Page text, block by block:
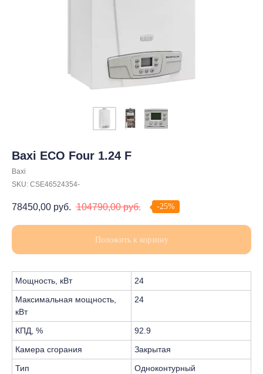
Baxi ECO Four 1.24 F
Baxi
SKU: CSE46524354-
78450,00 руб. 104790,00 руб. -25%
Положить к корзину
Мощность, кВт
24
Максимальная мощность,
кВт
24
КПД, %
92.9
Камера сгорания
Закрытая
Тип
Одноконтурный